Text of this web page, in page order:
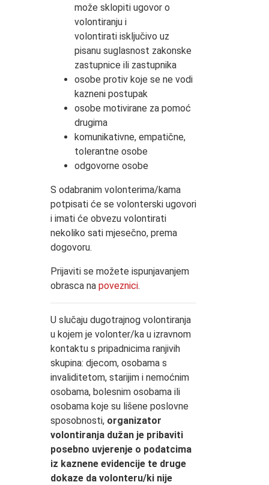
može sklopiti ugovor o
volontiranju i
volontirati isključivo uz
pisanu suglasnost zakonske
zastupnice ili zastupnika
osobe protiv koje se ne vodi
kazneni postupak
osobe motivirane za pomoć
drugima
komunikativne, empatične,
tolerantne osobe
odgovorne osobe
S odabranim volonterima/kama
potpisati će se volonterski ugovori
i imati će obvezu volontirati
nekoliko sati mjesečno, prema
dogovoru.
Prijaviti se možete ispunjavanjem
obrasca na poveznici.
U slučaju dugotrajnog volontiranja
u kojem je volonter/ka u izravnom
kontaktu s pripadnicima ranjivih
skupina: djecom, osobama s
invaliditetom, starijim i nemoćnim
osobama, bolesnim osobama ili
osobama koje su lišene poslovne
sposobnosti, organizator
volontiranja dužan je pribaviti
posebno uvjerenje o podatcima
iz kaznene evidencije te druge
dokaze da volonteru/ki nije